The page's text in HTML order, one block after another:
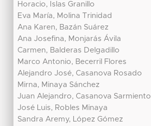
Horacio, Islas Granillo
Eva María, Molina Trinidad
Ana Karen, Bazán Suárez
Ana Josefina, Monjarás Ávila
Carmen, Balderas Delgadillo
Marco Antonio, Becerril Flores
Alejandro José, Casanova Rosado
Mirna, Minaya Sánchez
Juan Alejandro, Casanova Sarmiento
José Luis, Robles Minaya
Sandra Aremy, López Gómez